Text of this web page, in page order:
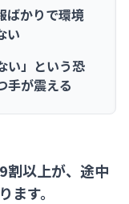
ばかりで環境
い
い」という恐
手が震える
割以上が、途中
す。